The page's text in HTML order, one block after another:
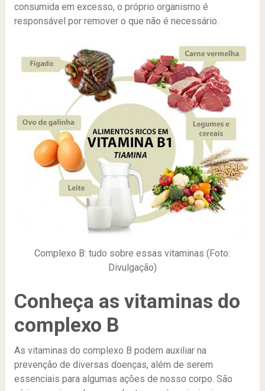
consumida em excesso, o próprio organismo é
responsável por remover o que não é necessário.
Complexo B: tudo sobre essas vitaminas (Foto:
Divulgação)
Conheça as vitaminas do
complexo B
As vitaminas do complexo B podem auxiliar na
prevenção de diversas doenças, além de serem
essenciais para algumas ações de nosso corpo. São